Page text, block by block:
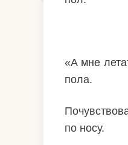
«А мне
пола.
по носу.